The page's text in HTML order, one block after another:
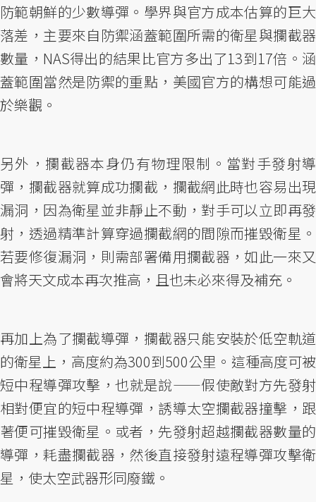
防範朝鮮的少數導彈。學界與官方成本估算的巨大
落差，主要來自防禦涵蓋範圍所需的衛星與攔截器
數量，NAS得出的結果比官方多出了13到17倍。涵
蓋範圍當然是防禦的重點，美國官方的構想可能過
於樂觀。
另外，攔截器本身仍有物理限制。當對手發射導
彈，攔截器就算成功攔截，攔截網此時也容易出現
漏洞，因為衛星並非靜止不動，對手可以立即再發
射，透過精準計算穿過攔截網的間隙而摧毀衛星。
若要修復漏洞，則需部署備用攔截器，如此一來又
會將天文成本再次推高，且也未必來得及補充。
再加上為了攔截導彈，攔截器只能安裝於低空軌道
的衛星上，高度約為300到500公里。這種高度可被
短中程導彈攻擊，也就是說——假使敵對方先發射
相對便宜的短中程導彈，誘導太空攔截器撞擊，跟
著便可摧毀衛星。或者，先發射超越攔截器數量的
導彈，耗盡攔截器，然後直接發射遠程導彈攻擊衛
星，使太空武器形同廢鐵。